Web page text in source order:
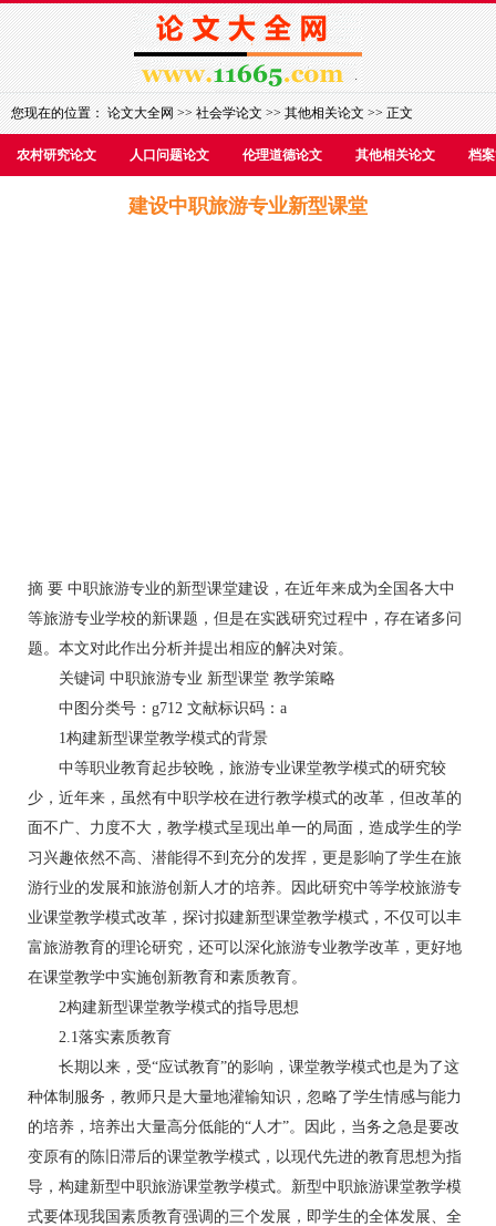
您现在的位置：论文大全网>>社会学论文>>其他相关论文>> 正文
农村研究论文 人口问题论文 伦理道德论文 其他相关论文 档
建设中职旅游专业新型课堂
摘 要 中职旅游专业的新型课堂建设，在近年来成为全国各大中
等旅游专业学校的新课题，但是在实践研究过程中，存在诸多问
题。本文对此作出分析并提出相应的解决对策。
关键词 中职旅游专业 新型课堂 教学策略
中图分类号：g712 文献标识码：a
1构建新型课堂教学模式的背景
中等职业教育起步较晚，旅游专业课堂教学模式的研究较
少，近年来，虽然有中职学校在进行教学模式的改革，但改革的
面不广、力度不大，教学模式呈现出单一的局面，造成学生的学
习兴趣依然不高、潜能得不到充分的发挥，更是影响了学生在旅
游行业的发展和旅游创新人才的培养。因此研究中等学校旅游专
业课堂教学模式改革，探讨拟建新型课堂教学模式，不仅可以丰
富旅游教育的理论研究，还可以深化旅游专业教学改革，更好地
在课堂教学中实施创新教育和素质教育。
2构建新型课堂教学模式的指导思想
2.1落实素质教育
长期以来，受“应试教育”的影响，课堂教学模式也是为了这
种体制服务，教师只是大量地灌输知识，忽略了学生情感与能力
的培养，培养出大量高分低能的“人才”。因此，当务之急是要改
变原有的陈旧滞后的课堂教学模式，以现代先进的教育思想为指
导，构建新型中职旅游课堂教学模式。新型中职旅游课堂教学模
式要体现我国素质教育强调的三个发展，即学生的全体发展、全